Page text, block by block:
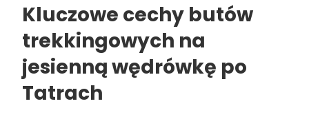
Kluczowe cechy butów
trekkingowych na
jesienną wędrówkę po
Tatrach